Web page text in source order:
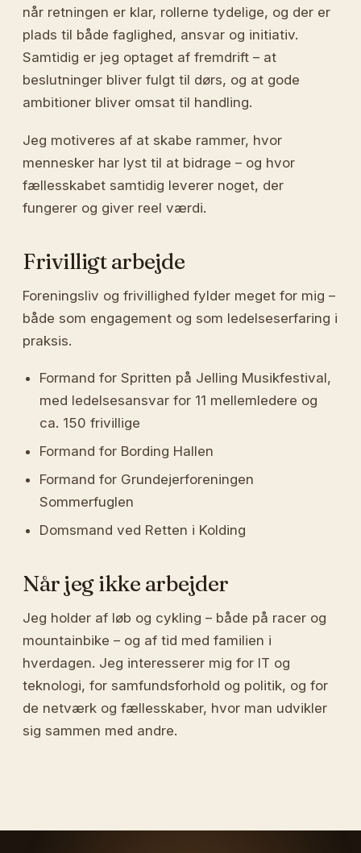
når retningen er klar, rollerne tydelige, og der er
plads til både faglighed, ansvar og initiativ.
Samtidig er jeg optaget af fremdrift – at
beslutninger bliver fulgt til dørs, og at gode
ambitioner bliver omsat til handling.
Jeg motiveres af at skabe rammer, hvor
mennesker har lyst til at bidrage – og hvor
fællesskabet samtidig leverer noget, der
fungerer og giver reel værdi.
Frivilligt arbejde
Foreningsliv og frivillighed fylder meget for mig –
både som engagement og som ledelseserfaring i
praksis.
Formand for Spritten på Jelling Musikfestival,
med ledelsesansvar for 11 mellemledere og
ca. 150 frivillige
Formand for Bording Hallen
Formand for Grundejerforeningen
Sommerfuglen
Domsmand ved Retten i Kolding
Når jeg ikke arbejder
Jeg holder af løb og cykling – både på racer og
mountainbike – og af tid med familien i
hverdagen. Jeg interesserer mig for IT og
teknologi, for samfundsforhold og politik, og for
de netværk og fællesskaber, hvor man udvikler
sig sammen med andre.